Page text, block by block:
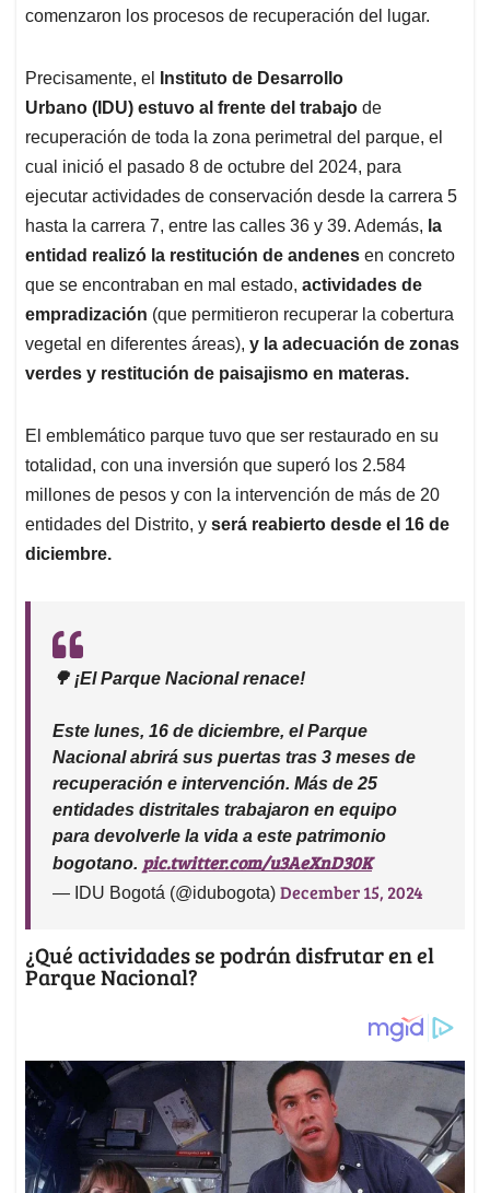
comenzaron los procesos de recuperación del lugar.
Precisamente, el
Instituto de Desarrollo
Urbano (IDU) estuvo al frente del trabajo de
recuperación de toda la zona perimetral del parque, el
cual inició el pasado 8 de octubre del 2024, para
ejecutar actividades de conservación desde la carrera 5
hasta la carrera 7, entre las calles 36 y 39. Además, la
entidad realizó la restitución de andenes en concreto
que se encontraban en mal estado, actividades de
empradización (que permitieron recuperar la cobertura
vegetal en diferentes áreas), y la adecuación de zonas
verdes y restitución de paisajismo en materas.
El emblemático parque tuvo que ser restaurado en su
totalidad, con una inversión que superó los 2.584
millones de pesos y con la intervención de más de 20
entidades del Distrito, y será reabierto desde el 16 de
diciembre.
🌳 ¡El Parque Nacional renace!
Este lunes, 16 de diciembre, el Parque
Nacional abrirá sus puertas tras 3 meses de
recuperación e intervención. Más de 25
entidades distritales trabajaron en equipo
para devolverle la vida a este patrimonio
bogotano. pic.twitter.com/u3AeXnD30K
— IDU Bogotá (@idubogota) December 15, 2024
¿Qué actividades se podrán disfrutar en el
Parque Nacional?